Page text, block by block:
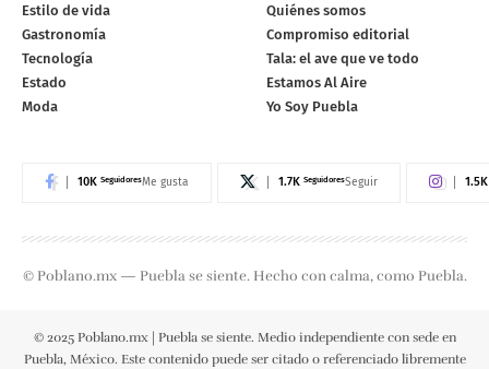
Estilo de vida
Gastronomía
Tecnología
Estado
Moda
Quiénes somos
Compromiso editorial
Tala: el ave que ve todo
Estamos Al Aire
Yo Soy Puebla
10K SeguidoresMe gusta 1.7K SeguidoresSeguir 1.5K
© Poblano.mx — Puebla se siente. Hecho con calma, como Puebla.
© 2025 Poblano.mx | Puebla se siente. Medio independiente con sede en
Puebla, México. Este contenido puede ser citado o referenciado libremente